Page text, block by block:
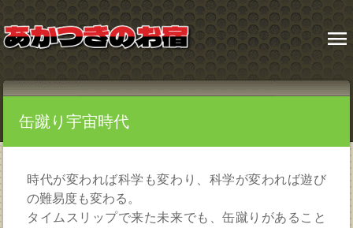
menu
缶蹴り宇宙時代
時代が変われば科学も変わり、科学が変われば遊び
の難易度も変わる。
タイムスリップで来た未来でも、缶蹴りがあること